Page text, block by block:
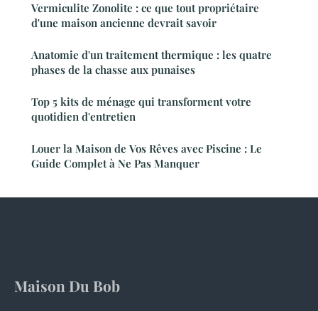
Vermiculite Zonolite : ce que tout propriétaire
d'une maison ancienne devrait savoir
Anatomie d'un traitement thermique : les quatre
phases de la chasse aux punaises
Top 5 kits de ménage qui transforment votre
quotidien d'entretien
Louer la Maison de Vos Rêves avec Piscine : Le
Guide Complet à Ne Pas Manquer
Maison Du Bob